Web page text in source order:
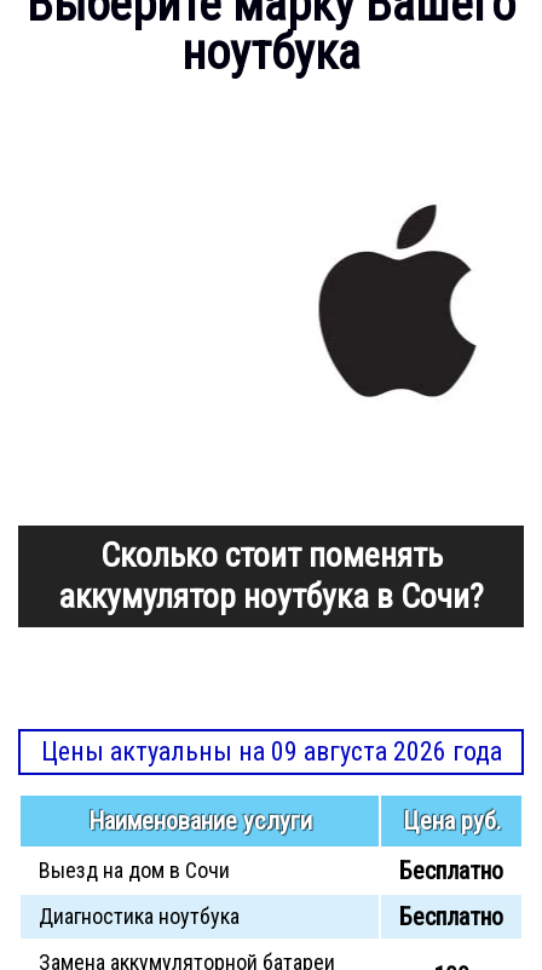
ноутбука
Сколько стоит поменять
аккумулятор ноутбука в Сочи?
Цены актуальны на 09 августа 2026 года
Наименование услуги Цена руб.
Выезд на дом в Сочи Бесплатно
Диагностика ноутбука Бесплатно
Замена аккумуляторной батареи